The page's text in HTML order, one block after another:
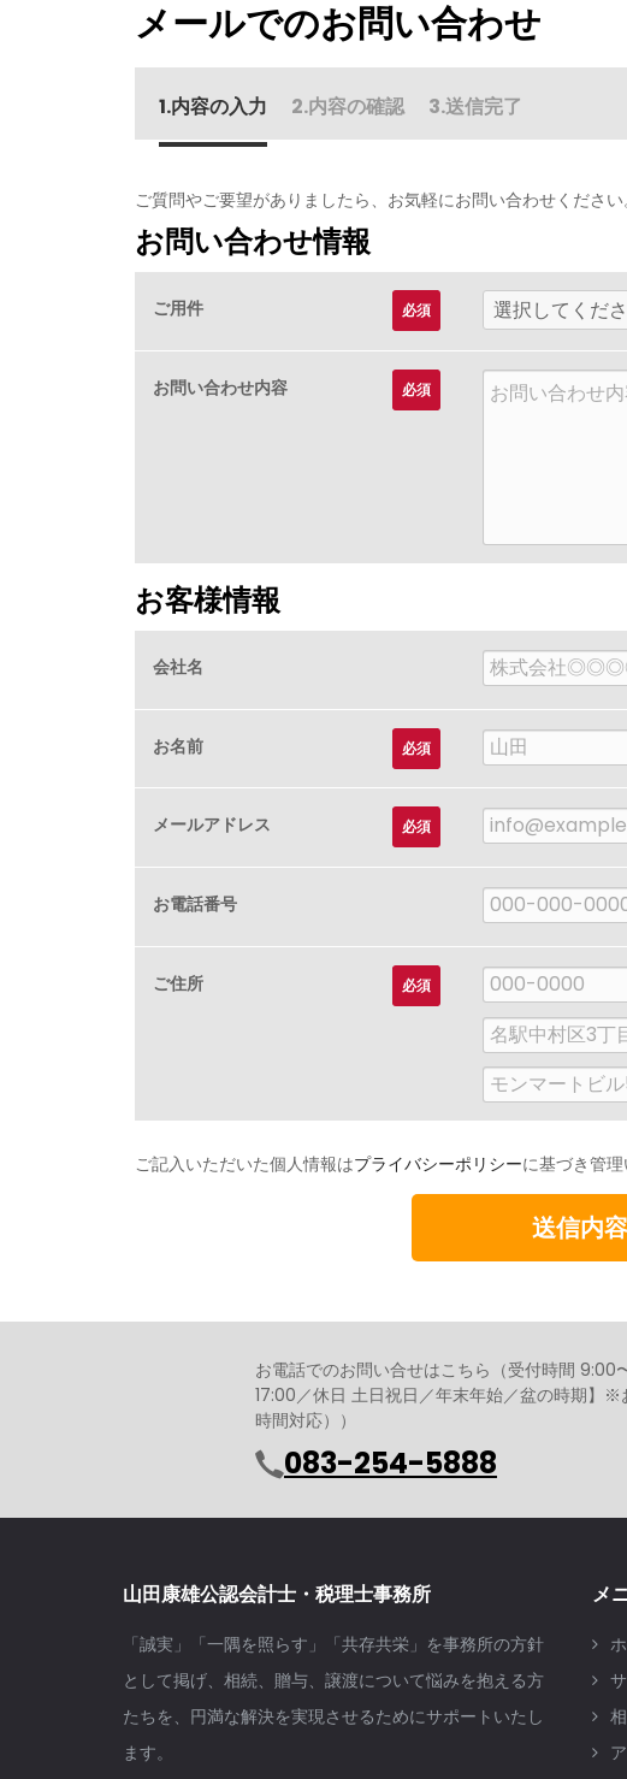
メールでのお問い合わせ
内容の入力 内容の確認 送信完了
ご質問やご要望がありましたら、お気軽にお問い合わせください
お問い合わせ情報
ご用件 必須
お問い合わせ内容 必須
お客様情報
会社名
お名前 必須
苗
字
メールアドレス
必須
お電話番号
ご住所 必須
郵
便
番
号
市
区
町
番
建
物
名
ご記入いただいた個人情報はプライバシーポリシーに基づき管理
お電話でのお問い合せはこちら（受付時間
17:00／休日 土日祝日／年末年始／盆の時期】
時間対応））
083-254-5888
山田康雄公認会計士・税理士事務所
「誠実」「一隅を照らす」「共存共栄」を事務所の方針
として掲げ、相続、贈与、譲渡について悩みを抱える方
たちを、円満な解決を実現させるためにサポートいたし
ます。
メ